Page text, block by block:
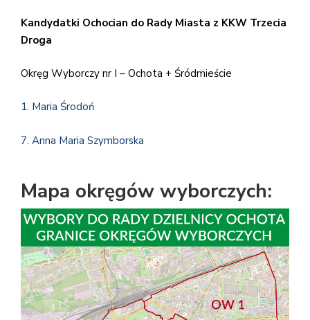
Kandydatki Ochocian do Rady Miasta z KKW Trzecia
Droga
Okręg Wyborczy nr I – Ochota + Śródmieście
1. Maria Środoń
7. Anna Maria Szymborska
Mapa okręgów wyborczych: